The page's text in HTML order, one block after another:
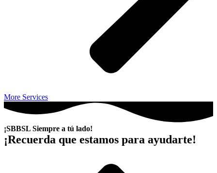
More Services
¡SBBSL Siempre a tú lado!
¡Recuerda que estamos para ayudarte!